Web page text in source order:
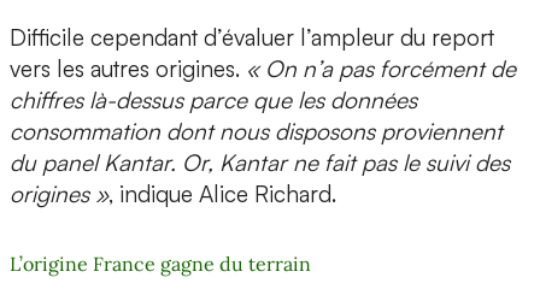
Difficile cependant d’évaluer l’ampleur du report
vers les autres origines. « On n’a pas forcément de
chiffres là-dessus parce que les données
consommation dont nous disposons proviennent
du panel Kantar. Or, Kantar ne fait pas le suivi des
origines », indique Alice Richard.
L’origine France gagne du terrain